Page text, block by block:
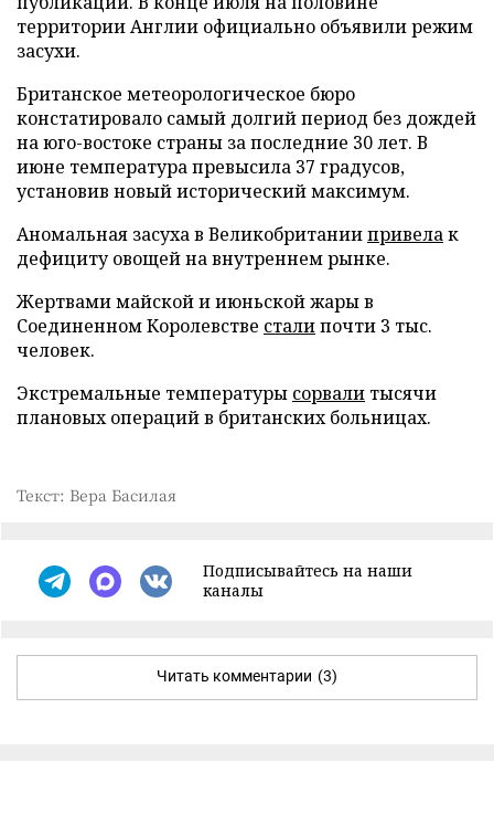
территории Англии официально объявили режим
засухи.
Британское метеорологическое бюро
констатировало самый долгий период без дождей
на юго-востоке страны за последние 30 лет. В
июне температура превысила 37 градусов,
установив новый исторический максимум.
Аномальная засуха в Великобританиипривелак
дефициту овощей на внутреннем рынке.
Жертвами майской и июньской жары в
Соединенном Королевстве сталипочти 3 тыс.
человек.
Экстремальные температуры сорвали тысячи
плановых операций в британских больницах.
Текст: Вера Басилая
Подписывайтесь на наши
каналы
Читать комментарии (3)